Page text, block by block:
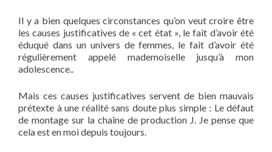
Il y a bien quelques circonstances qu’on veut croire être
les causes justificatives de « cet état », le fait d’avoir été
éduqué dans un univers de femmes, le fait d’avoir été
régulièrement appelé mademoiselle jusqu’à mon
adolescence..
Mais ces causes justificatives servent de bien mauvais
prétexte à une réalité sans doute plus simple : Le défaut
de montage sur la chaîne de production J. Je pense que
cela est en moi depuis toujours.